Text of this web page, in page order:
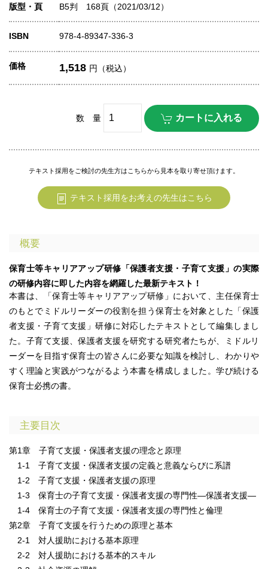
版型・頁 B5判 168頁（2021/03/12）
ISBN 978-4-89347-336-3
価格 1,518 円（税込）
数 量
テキスト採用をご検討の先生方はこちらから見本を取り寄せ頂けます。
テキスト採用をお考えの先生はこちら
概要
保育士等キャリアアップ研修「保護者支援・子育て支援」の実際
の研修内容に即した内容を網羅した最新テキスト！
本書は、「保育士等キャリアアップ研修」において、主任保育士
のもとでミドルリーダーの役割を担う保育士を対象とした「保護
者支援・子育て支援」研修に対応したテキストとして編集しまし
た。子育て支援、保護者支援を研究する研究者たちが、ミドルリ
ーダーを目指す保育士の皆さんに必要な知識を検討し、わかりや
すく理論と実践がつながるよう本書を構成しました。学び続ける
保育士必携の書。
主要目次
第1章 子育て支援・保護者支援の理念と原理
1-1 子育て支援・保護者支援の定義と意義ならびに系譜
1-2 子育て支援・保護者支援の原理
1-3 保育士の子育て支援・保護者支援の専門性―保護者支援―
1-4 保育士の子育て支援・保護者支援の専門性と倫理
第2章 子育て支援を行うための原理と基本
2-1 対人援助における基本原理
2-2 対人援助における基本的スキル